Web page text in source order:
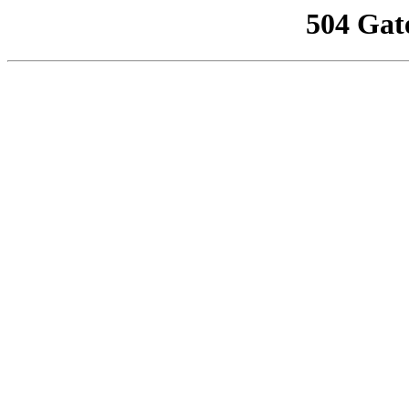
504